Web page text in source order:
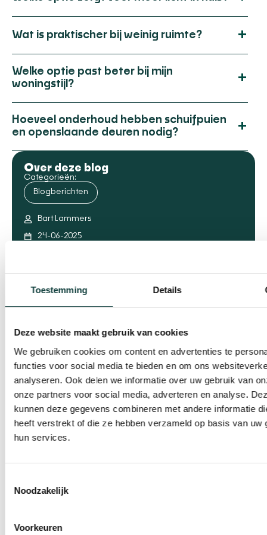
Toestemming Details
Deze website maakt gebruik van cookies
We gebruiken cookies om content en advertenties te
functies voor social media te bieden en om ons
analyseren. Ook delen we informatie over uw gebruik van
onze partners voor social media, adverteren en analyse.
kunnen deze gegevens combineren met andere informatie
heeft verstrekt of die ze hebben verzameld op basis van uw
hun services.
Noodzakelijk
Voorkeuren
Wat is praktischer bij weinig ruimte? +
Welke optie past beter bij mijn
woningstijl?
+
Hoeveel onderhoud hebben schuifpuien
en openslaande deuren nodig?
+
Over deze blog
Categorieën:
Blogberichten
Bart Lammers
24-06-2025
INSPIRERENDE
BLOGS
ISDE subsidie 2026
betekent dat voor jou? Als je in 2026 HR++